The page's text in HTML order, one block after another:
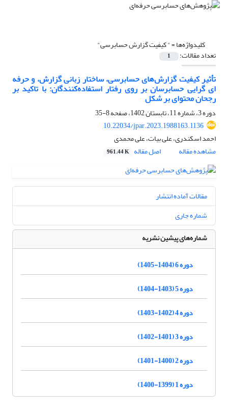
کلیدواژه‌ها =" کیفیت گزارش حسابرسی"
تعداد مقالات: 1
تأثیر کیفیت گزارش‌های حسابرسی، ساختار زبانی گزارش، و حرفه
ای گرایی حسابرسان بر روی رفتار استفاده‌کنندگان: با تاکید بر
رجحان محتوای بر شکل
دوره 3، شماره 11، تابستان 1402، صفحه
8-35
10.22034/jpar.2023.1988163.1136
احمد اسکندری، علی بیات، علی محمدی
مشاهده مقاله
اصل مقاله 961.44 K
مقالات آماده انتشار
شماره جاری
شماره‌های پیشین نشریه
دوره 6 (1404-1405)
دوره 5 (1403-1404)
دوره 4 (1402-1403)
دوره 3 (1401-1402)
دوره 2 (1400-1401)
دوره 1 (1399-1400)